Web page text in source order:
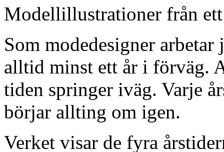
Modellillustrationer från
Som modedesigner arbetar
alltid minst ett år i förväg.
tiden springer iväg. Varje
börjar allting om igen.
Verket visar de fyra